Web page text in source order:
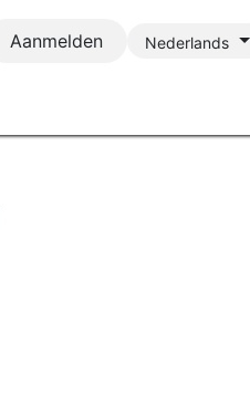
Aanmelden Nederlands